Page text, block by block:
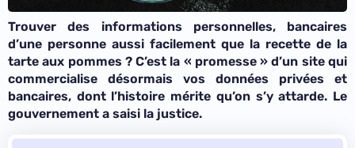
Trouver des informations personnelles, bancaires
d’une personne aussi facilement que la recette de la
tarte aux pommes ? C’est la « promesse » d’un site qui
commercialise désormais vos données privées et
bancaires, dont l’histoire mérite qu’on s’y attarde. Le
gouvernement a saisi la justice.